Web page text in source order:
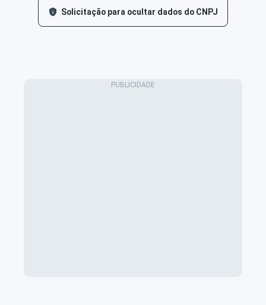
Solicitação para ocultar dados do CNPJ